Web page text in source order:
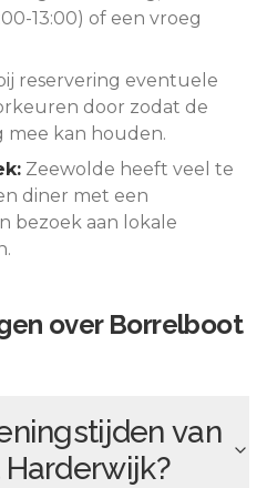
13:00) of een vroeg
reservering eventuele
door zodat de
mee kan houden.
Zeewolde heeft veel te
diner met een
bezoek aan lokale
over Borrelboot
van
?